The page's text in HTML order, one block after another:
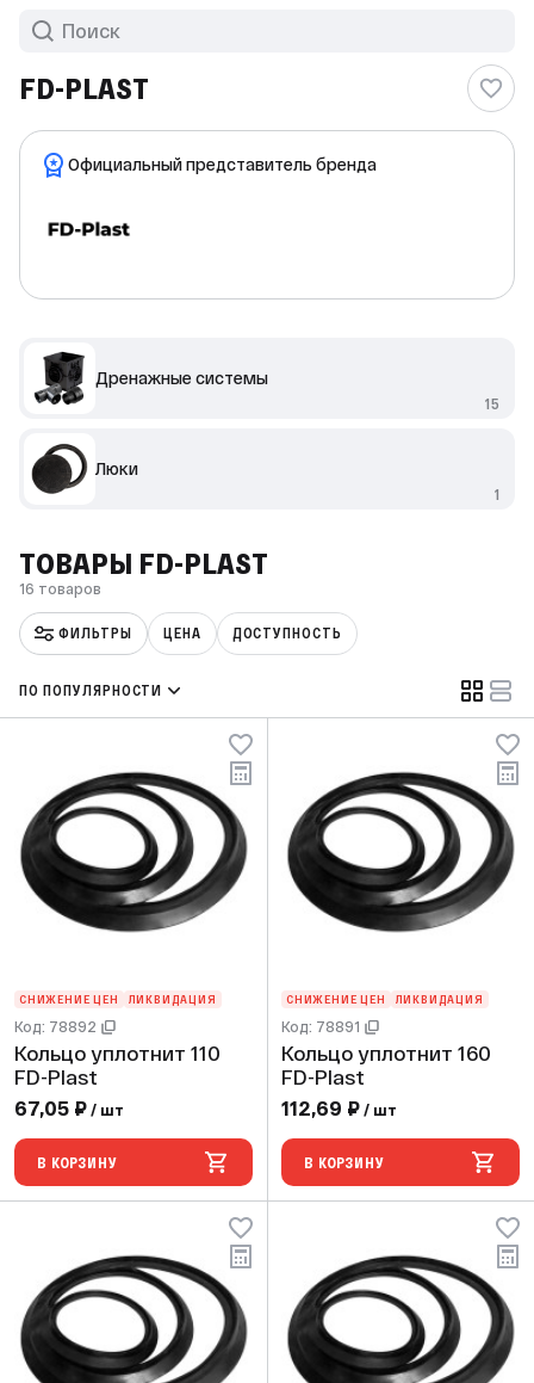
FD-PLAST
Официальный представитель бренда
Дренажные системы
15
Люки
1
ТОВАРЫ FD-PLAST
16 товаров
ФИЛЬТРЫ ЦЕНА ДОСТУПНОСТЬ
ПО ПОПУЛЯРНОСТИ
СНИЖЕНИЕ ЦЕН ЛИКВИДАЦИЯ
Код: 78892
Кольцо уплотнит 110
FD-Plast
67,05 ₽ / шт
В КОРЗИНУ
СНИЖЕНИЕ ЦЕН ЛИКВИДАЦИЯ
Код: 78891
Кольцо уплотнит 160
FD-Plast
112,69 ₽ / шт
В КОРЗИНУ